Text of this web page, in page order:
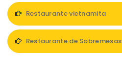
Restaurante vietnamita
Restaurante de Sobremesas